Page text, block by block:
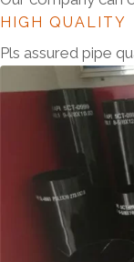
HIGH QUALITY
Pls assured pipe